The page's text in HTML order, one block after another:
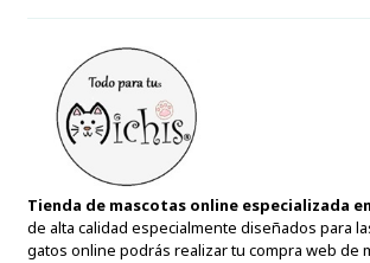
Tienda de mascotas online especializada
de alta calidad especialmente diseñados para
gatos online podrás realizar tu compra web de